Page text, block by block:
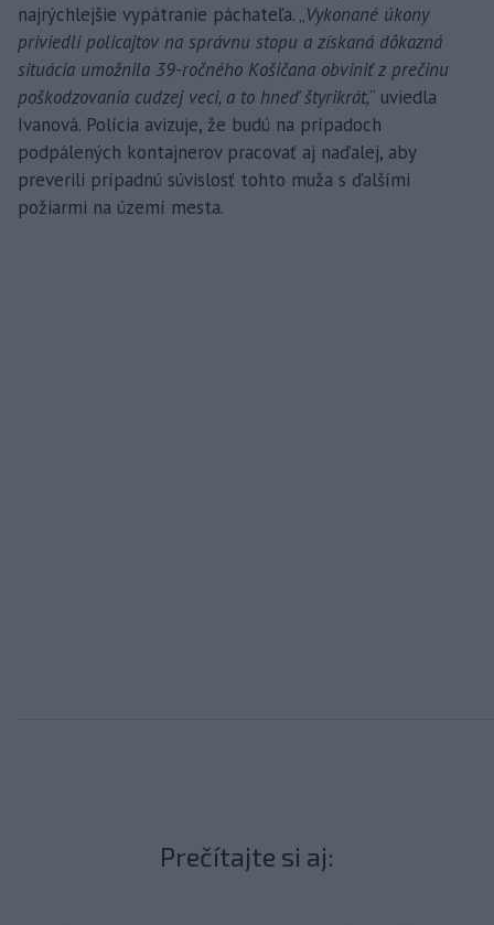
najrýchlejšie vypátranie páchateľa. „Vykonané úkony
priviedli policajtov na správnu stopu a získaná dôkazná
situácia umožnila 39-ročného Košičana obviniť z prečinu
poškodzovania cudzej veci, a to hneď štyrikrát,“ uviedla
Ivanová. Polícia avizuje, že budú na prípadoch
podpálených kontajnerov pracovať aj naďalej, aby
preverili prípadnú súvislosť tohto muža s ďalšími
požiarmi na území mesta.
Prečítajte si aj: